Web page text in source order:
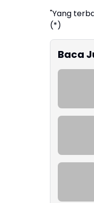
"Yang
(*)
Baca